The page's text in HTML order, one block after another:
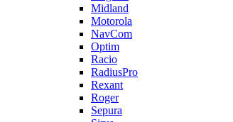
Midland
Motorola
NavCom
Optim
Racio
RadiusPro
Rexant
Roger
Sepura